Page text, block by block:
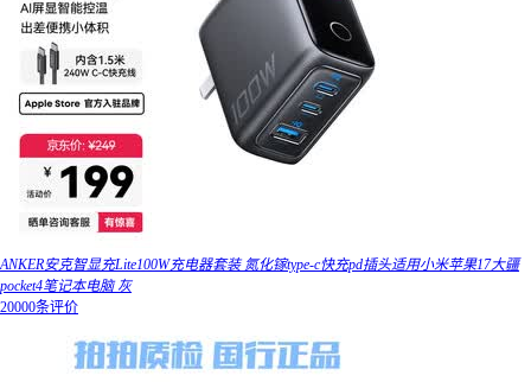
ANKER安克智显充Lite100W充电器套装 氮化镓type-c快充pd插头适用小米苹果17大疆
pocket4笔记本电脑 灰
20000条评价